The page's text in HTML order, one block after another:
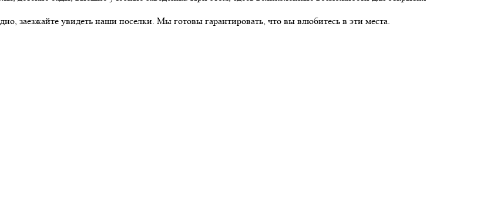
заезжайте увидеть наши поселки. Мы готовы гарантировать, что вы влюбитесь в эти места.